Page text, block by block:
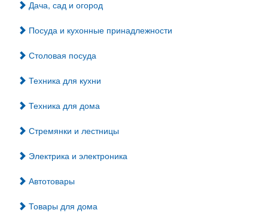
Дача, сад и огород
Посуда и кухонные принадлежности
Столовая посуда
Техника для кухни
Техника для дома
Стремянки и лестницы
Электрика и электроника
Автотовары
Товары для дома